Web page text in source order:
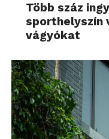
Több száz
sporthelyszín
vágyókat